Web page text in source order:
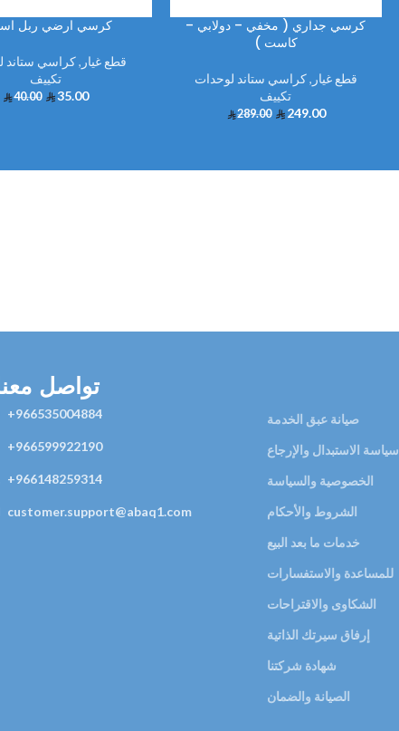
كرسي ارضي ربل
قطع غيار ,كراسي ستاند
تكييف
40.00 35.00
كرسي جداري ( مخفي – دولابي –
كاست )
قطع غيار ,كراسي ستاند لوحدات
تكييف
289.00 249.00
تواصل
+966535004884
+966599922190
+966148259314
customer.support@abaq1.com
صيانة عبق الخدمة
سياسة الاستبدال والإرجاع
الخصوصية والسياسة
الشروط والأحكام
خدمات ما بعد البيع
للمساعدة والاستفسارات
الشكاوى والاقتراحات
إرفاق سيرتك الذاتية
شهادة شركتنا
الصيانة والضمان